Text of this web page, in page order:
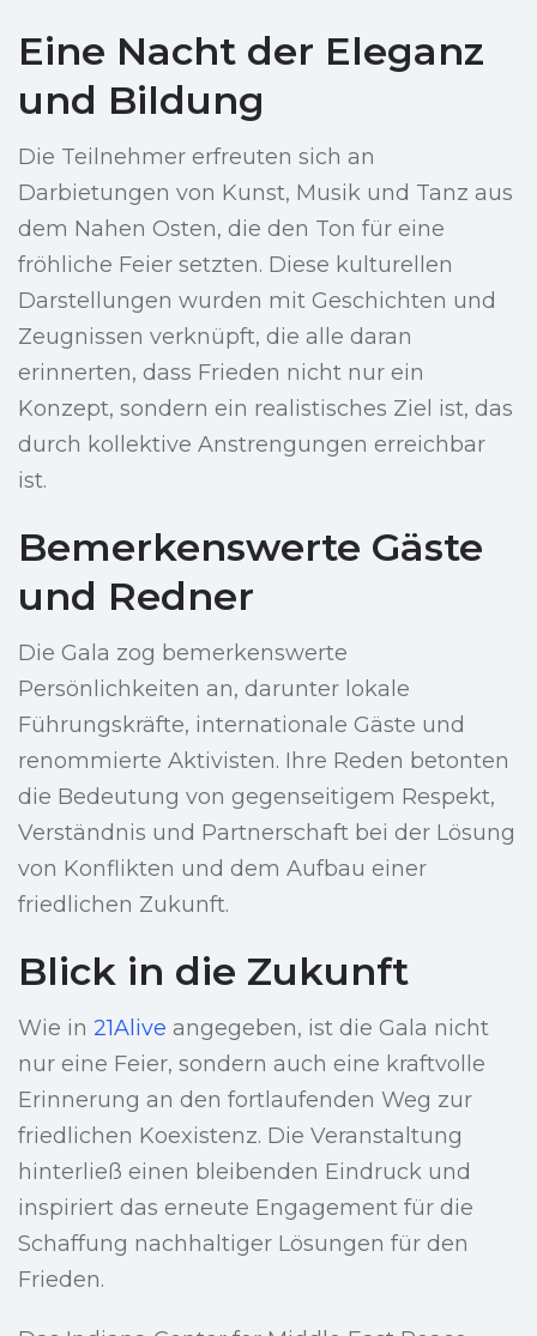
Eine Nacht der Eleganz
und Bildung
Die Teilnehmer erfreuten sich an
Darbietungen von Kunst, Musik und Tanz aus
dem Nahen Osten, die den Ton für eine
fröhliche Feier setzten. Diese kulturellen
Darstellungen wurden mit Geschichten und
Zeugnissen verknüpft, die alle daran
erinnerten, dass Frieden nicht nur ein
Konzept, sondern ein realistisches Ziel ist, das
durch kollektive Anstrengungen erreichbar
ist.
Bemerkenswerte Gäste
und Redner
Die Gala zog bemerkenswerte
Persönlichkeiten an, darunter lokale
Führungskräfte, internationale Gäste und
renommierte Aktivisten. Ihre Reden betonten
die Bedeutung von gegenseitigem Respekt,
Verständnis und Partnerschaft bei der Lösung
von Konflikten und dem Aufbau einer
friedlichen Zukunft.
Blick in die Zukunft
Wie in 21Alive angegeben, ist die Gala nicht
nur eine Feier, sondern auch eine kraftvolle
Erinnerung an den fortlaufenden Weg zur
friedlichen Koexistenz. Die Veranstaltung
hinterließ einen bleibenden Eindruck und
inspiriert das erneute Engagement für die
Schaffung nachhaltiger Lösungen für den
Frieden.